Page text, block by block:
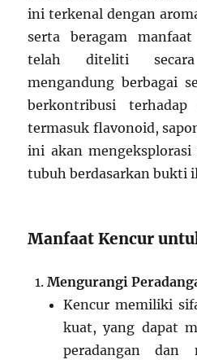
ini terkenal dengan
serta beragam
telah diteliti
mengandung berbagai
berkontribusi
termasuk flavonoid,
ini akan
tubuh berdasarkan bukti
Manfaat Kencur
Mengurangi
Kencur memiliki
kuat, yang dapat
peradangan dan